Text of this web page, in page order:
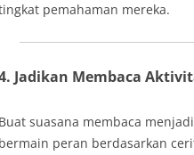
pemahaman mereka.
Jadikan Membaca
Buat suasana membaca
bermain peran berdasarkan